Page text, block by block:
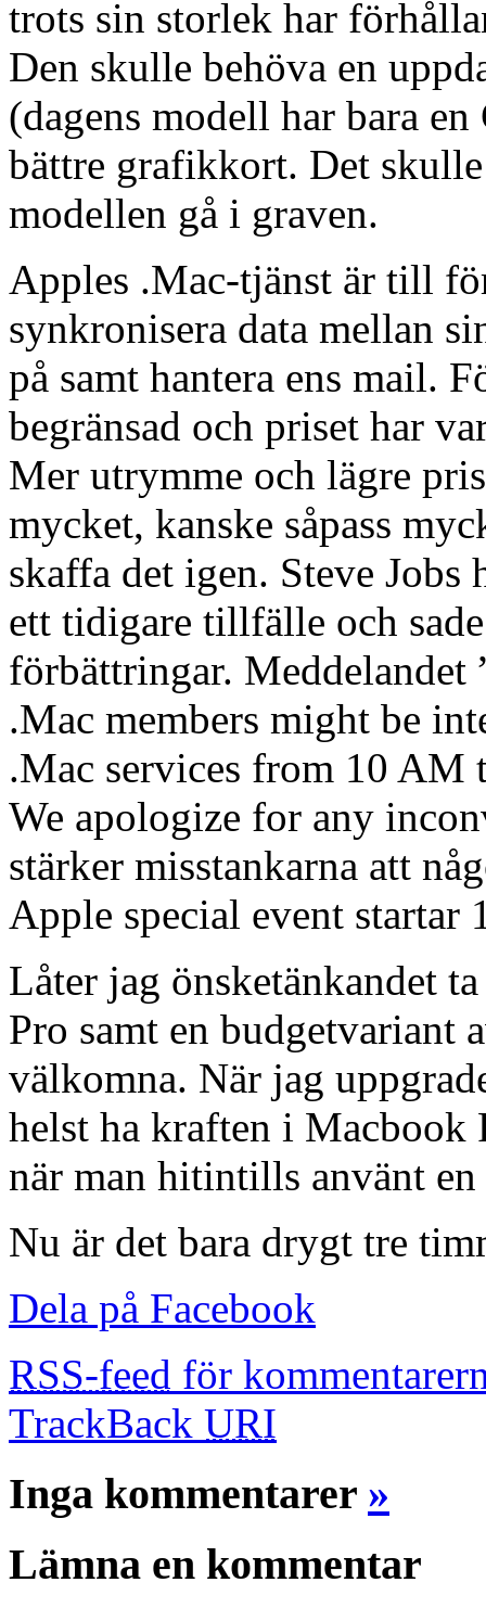
trots sin storlek har
Den skulle behöva en
(dagens modell har bara
bättre grafikkort. Det
modellen gå i graven.
Apples .Mac-tjänst är till
synkronisera data mellan
på samt hantera ens mail.
begränsad och priset har
Mer utrymme och lägre
mycket, kanske såpass
skaffa det igen. Steve Jobs
ett tidigare tillfälle och
förbättringar. Meddelandet
.Mac members might be
.Mac services from 10
We apologize for any
stärker misstankarna att
Apple special event startar
Låter jag önsketänkandet
Pro samt en budgetvariant
välkomna. När jag
helst ha kraften i Macbook
när man hitintills använt
Nu är det bara drygt tre
Dela på Facebook
RSS-feed för
TrackBack URI
Inga kommentarer »
Lämna en kommentar